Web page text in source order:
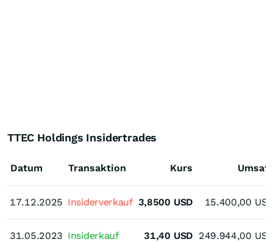
TTEC Holdings Insidertrades
Datum
17.12.2025
31.05.2023
Transaktion Kurs Umsatz
17.12.2025 Insiderverkauf 3,8500 USD 15.400,00
31.05.2023 Insiderkauf 31,40 USD 249.944,00